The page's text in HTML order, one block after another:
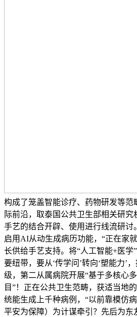
构成了笼盖智能诊疗、药物研发等范
际前沿，取泰国公共卫生部相关研
手艺的结合开辟、使用进行线流研讨
启用AI从动生成病历功能，“正在家
长供给手艺支持。将“人工智能+医学
要纽带，要从‘传学问’转向‘塑能力’
级，第二从属病院开展“基于多核心
目”！正在公共卫生范畴，获适当地
统能生成上千种病例，“以前靠模仿
平安为保障）为计谋牵引？先后为东